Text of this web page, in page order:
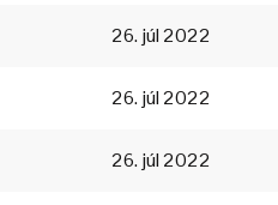
26. júl 2022
26. júl 2022
26. júl 2022